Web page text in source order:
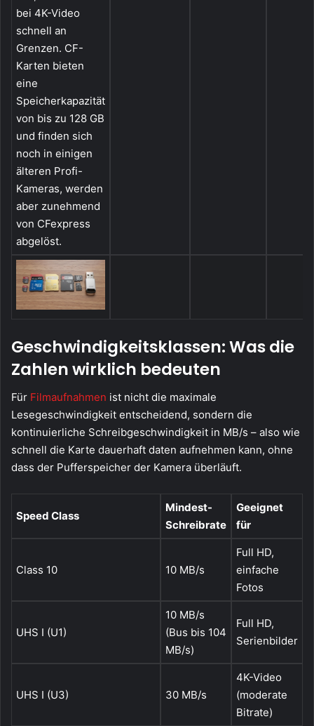
bei 4K-Video
schnell an
Grenzen. CF-
Karten bieten
eine
Speicherkapazität
von bis zu 128 GB
und finden sich
noch in einigen
älteren Profi-
Kameras, werden
aber zunehmend
von CFexpress
abgelöst.
Geschwindigkeitsklassen: Was die
Zahlen wirklich bedeuten
Für Filmaufnahmen ist nicht die maximale
Lesegeschwindigkeit entscheidend, sondern die
kontinuierliche Schreibgeschwindigkeit in MB/s – also wie
schnell die Karte dauerhaft daten aufnehmen kann, ohne
dass der Pufferspeicher der Kamera überläuft.
Speed Class
Mindest-
Schreibrate
Geeignet
für
Class 10 10 MB/s
Full HD,
einfache
Fotos
UHS I (U1)
10 MB/s
(Bus bis 104
MB/s)
Full HD,
Serienbilder
UHS I (U3) 30 MB/s
4K-Video
(moderate
Bitrate)